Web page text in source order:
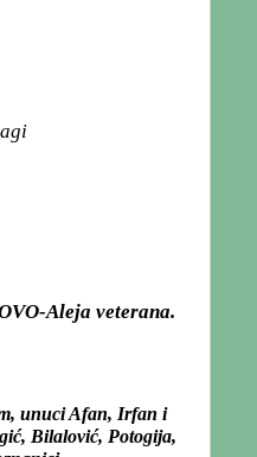
Aleja veterana.
unuci Afan, Irfan i
Bilalović, Potogija,